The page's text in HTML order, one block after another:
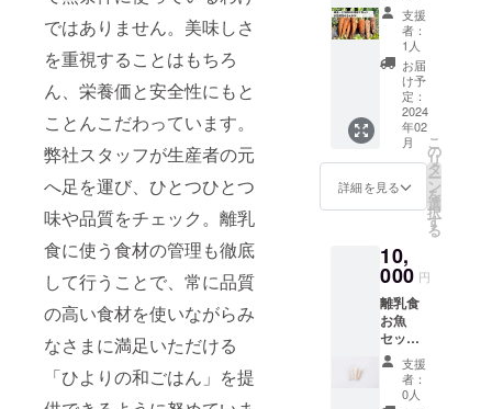
ではありません。美味しさ
を重視することはもちろ
ん、栄養価と安全性にもと
ことんこだわっています。
弊社スタッフが⽣産者の元
へ⾜を運び、ひとつひとつ
味や品質をチェック。離乳
⾷に使う⾷材の管理も徹底
して⾏うことで、常に品質
の⾼い⾷材を使いながらみ
なさまに満⾜いただける
「ひよりの和ごはん」を提
ます ※
本品中
のしら
すは、
えび・
かに・
タコ・
イカを
捕食し
ていま
す。
造より3
カ月程
度、詳
細は食
品表示
にてご
確認く
ださ
い。 ※
本品製
造工場
肉を含
む製品
してい
ます ※
本品中
のしら
すは、
えび・
不使用
で育っ
た直送
野菜
セット
5,000円
(3-4種
類詰め
合わせ)
農薬、
化学肥
料不使
生態系
農業で
は、土
地を休
ませる
ことも
大事に
しなが
ら、年
支援
者：
1人
お届
け予
定：
2024
年02
月
詳細を見る
こ
の
リ
タ
ー
ン
を
選
択
す
る
10,
000 円
離乳食
お魚
セット
（15ｇ
×30包）
宮崎県
支援
者：
0人